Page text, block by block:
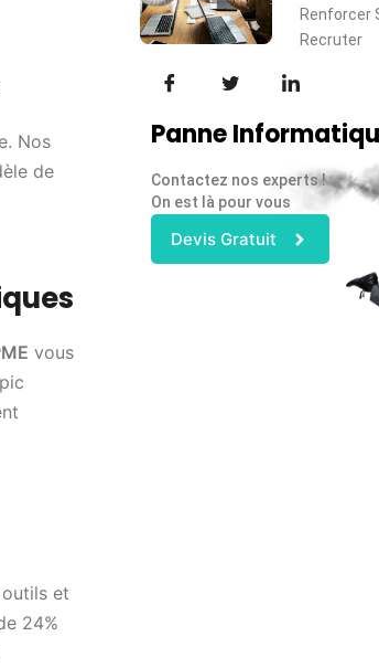
Nos
de
vous
et
24%
Renforcer
Recruter
Panne
Contactez nos experts !
On est là pour vous
Devis Gratuit